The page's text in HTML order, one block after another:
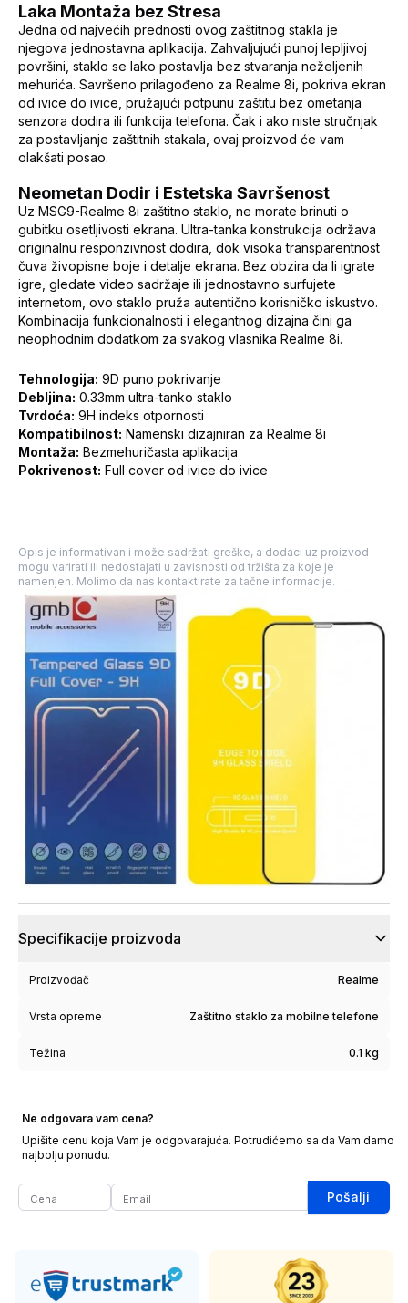
Laka Montaža bez Stresa
Jedna od najvećih prednosti ovog zaštitnog stakla je
njegova jednostavna aplikacija. Zahvaljujući punoj lepljivoj
površini, staklo se lako postavlja bez stvaranja neželjenih
mehurića. Savršeno prilagođeno za Realme 8i, pokriva ekran
od ivice do ivice, pružajući potpunu zaštitu bez ometanja
senzora dodira ili funkcija telefona. Čak i ako niste stručnjak
za postavljanje zaštitnih stakala, ovaj proizvod će vam
olakšati posao.
Neometan Dodir i Estetska Savršenost
Uz MSG9-Realme 8i zaštitno staklo, ne morate brinuti o
gubitku osetljivosti ekrana. Ultra-tanka konstrukcija održava
originalnu responzivnost dodira, dok visoka transparentnost
čuva živopisne boje i detalje ekrana. Bez obzira da li igrate
igre, gledate video sadržaje ili jednostavno surfujete
internetom, ovo staklo pruža autentično korisničko iskustvo.
Kombinacija funkcionalnosti i elegantnog dizajna čini ga
neophodnim dodatkom za svakog vlasnika Realme 8i.
Tehnologija: 9D puno pokrivanje
Debljina: 0.33mm ultra-tanko staklo
Tvrdoća: 9H indeks otpornosti
Kompatibilnost: Namenski dizajniran za Realme 8i
Montaža: Bezmehuričasta aplikacija
Pokrivenost: Full cover od ivice do ivice
Opis je informativan i može sadržati greške, a dodaci uz proizvod
mogu varirati ili nedostajati u zavisnosti od tržišta za koje je
namenjen. Molimo da nas kontaktirate za tačne informacije.
Specifikacije proizvoda
Proizvođač Realme
Vrsta opreme Zaštitno staklo za mobilne telefone
Težina 0.1 kg
Ne odgovara vam cena?
Upišite cenu koja Vam je odgovarajuća. Potrudićemo sa da Vam damo
najbolju ponudu.
Pošalji